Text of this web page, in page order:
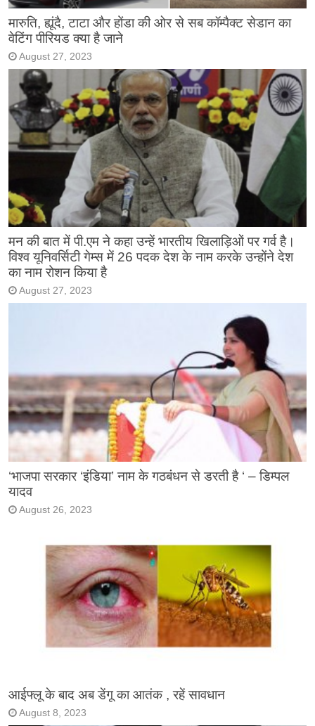
मारुति, ह्यूंदै, टाटा और होंडा की ओर से सब कॉम्पैक्ट सेडान का
वेटिंग पीरियड क्या है जाने
August 27, 2023
मन की बात में पी.एम ने कहा उन्हें भारतीय खिलाड़िओं पर गर्व है।
विश्व यूनिवर्सिटी गेम्स में 26 पदक देश के नाम करके उन्होंने देश
का नाम रोशन किया है
August 27, 2023
‘भाजपा सरकार ‘इंडिया’ नाम के गठबंधन से डरती है ‘ – डिम्पल
यादव
August 26, 2023
आईफ्लू के बाद अब डेंगू का आतंक , रहें सावधान
August 8, 2023